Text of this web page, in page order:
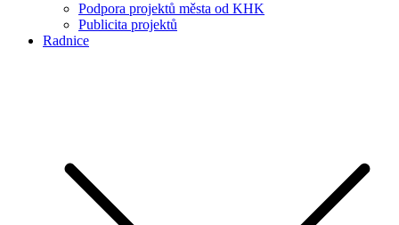
Podpora projektů města od KHK
Publicita projektů
Radnice